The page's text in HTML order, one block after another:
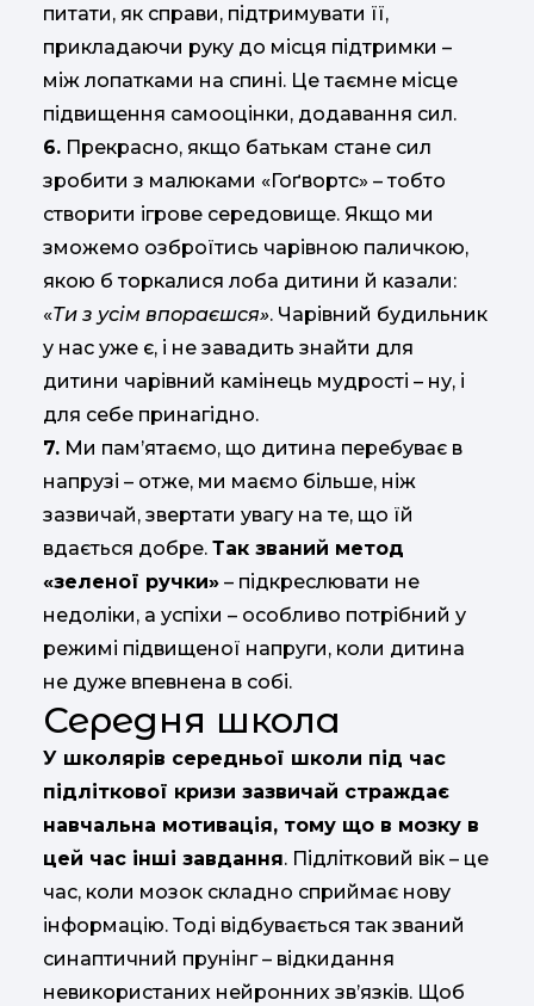
питати, як справи, підтримувати її,
прикладаючи руку до місця підтримки –
між лопатками на спині. Це таємне місце
підвищення самооцінки, додавання сил.
6. Прекрасно, якщо батькам стане сил
зробити з малюками «Гоґвортс» – тобто
створити ігрове середовище. Якщо ми
зможемо озброїтись чарівною паличкою,
якою б торкалися лоба дитини й казали:
«Ти з усім впораєшся». Чарівний будильник
у нас уже є, і не завадить знайти для
дитини чарівний камінець мудрості – ну, і
для себе принагідно.
7. Ми пам’ятаємо, що дитина перебуває в
напрузі – отже, ми маємо більше, ніж
зазвичай, звертати увагу на те, що їй
вдається добре. Так званий метод
«зеленої ручки» – підкреслювати не
недоліки, а успіхи – особливо потрібний у
режимі підвищеної напруги, коли дитина
не дуже впевнена в собі.
Середня школа
У школярів середньої школи під час
підліткової кризи зазвичай страждає
навчальна мотивація, тому що в мозку в
цей час інші завдання. Підлітковий вік – це
час, коли мозок складно сприймає нову
інформацію. Тоді відбувається так званий
синаптичний прунінг – відкидання
невикористаних нейронних зв’язків. Щоб